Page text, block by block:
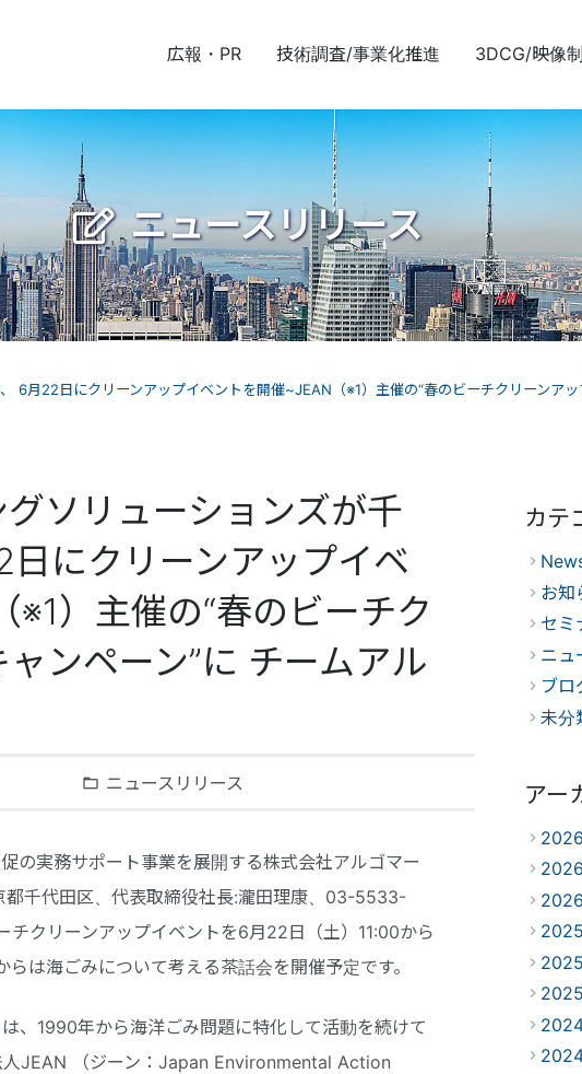
広報・PR 技術調査/事業化推進 3DCG/映像
ニュースリリース
6月22日にクリーンアップイベントを開催~JEAN（※1）主催の“春のビーチクリーンア
ソリューションズが千
にクリーンアップイベ
※1）主催の“春のビーチク
ンペーン”に チームアル
folder_open ニュースリリース
の実務サポート事業を展開する株式会社アルゴマー
都千代田区、代表取締役社長:瀧田理康、03-5533-
クリーンアップイベントを6月22日（土）11:00から
は海ごみについて考える茶話会を開催予定です。
、1990年から海洋ごみ問題に特化して活動を続けて
JEAN （ジーン：Japan Environmental Action
カテ
お知
セミ
ニュ
ブロ
未分
アー